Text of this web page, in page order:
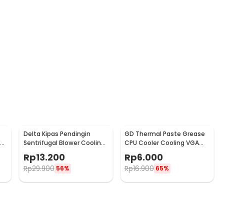
Delta Kipas Pendingin
Sentrifugal Blower Cooling
Fan 2900RPM - BFB0712H
Rp13.200
Rp29.900 56%
GD Thermal Paste Grease
CPU Cooler Cooling VGA
Heatsink Plaster 3g -
GD900
Rp6.000
Rp16.900 65%